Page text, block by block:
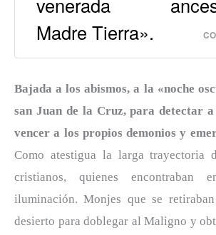
Madre Tierra».
Bajada a los abismos, a la «noche
san Juan de la Cruz, para detectar
vencer a los propios demonios y
Como atestigua la larga trayectoria
cristianos, quienes
iluminación. Monjes que se
desierto para doblegar al Maligno y